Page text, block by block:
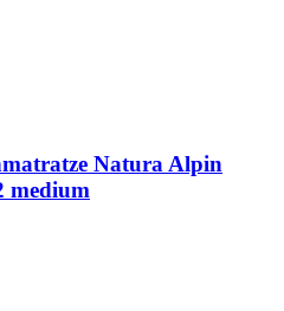
Natura Alpin
medium